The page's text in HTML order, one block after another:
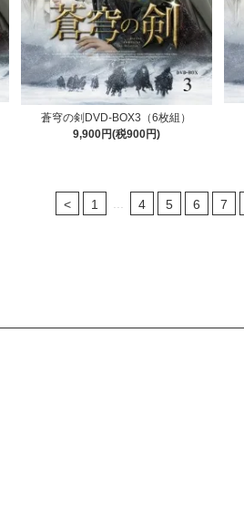
蒼穹の剣DVD-BOX3（6枚組）
9,900円(税900円)
< 1 ... 4 5 6 7